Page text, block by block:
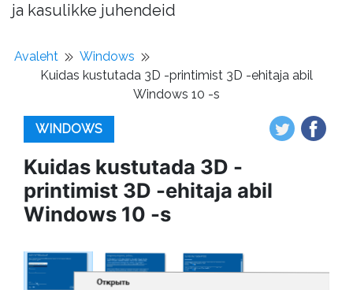
ja kasulikke juhendeid
Avaleht
Windows
Kuidas kustutada 3D -printimist 3D -ehitaja abil
Windows 10 -s
WINDOWS
Kuidas kustutada 3D -
printimist 3D -ehitaja abil
Windows 10 -s